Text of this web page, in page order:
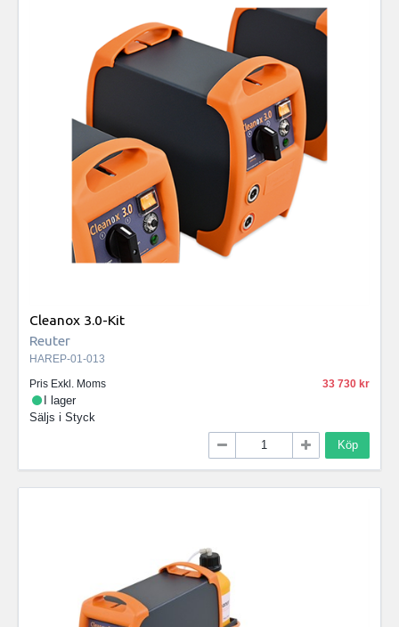
Cleanox 3.0-Kit
Reuter
HAREP-01-013
Pris Exkl. Moms
33 730
I lager
Säljs i Styck
Köp